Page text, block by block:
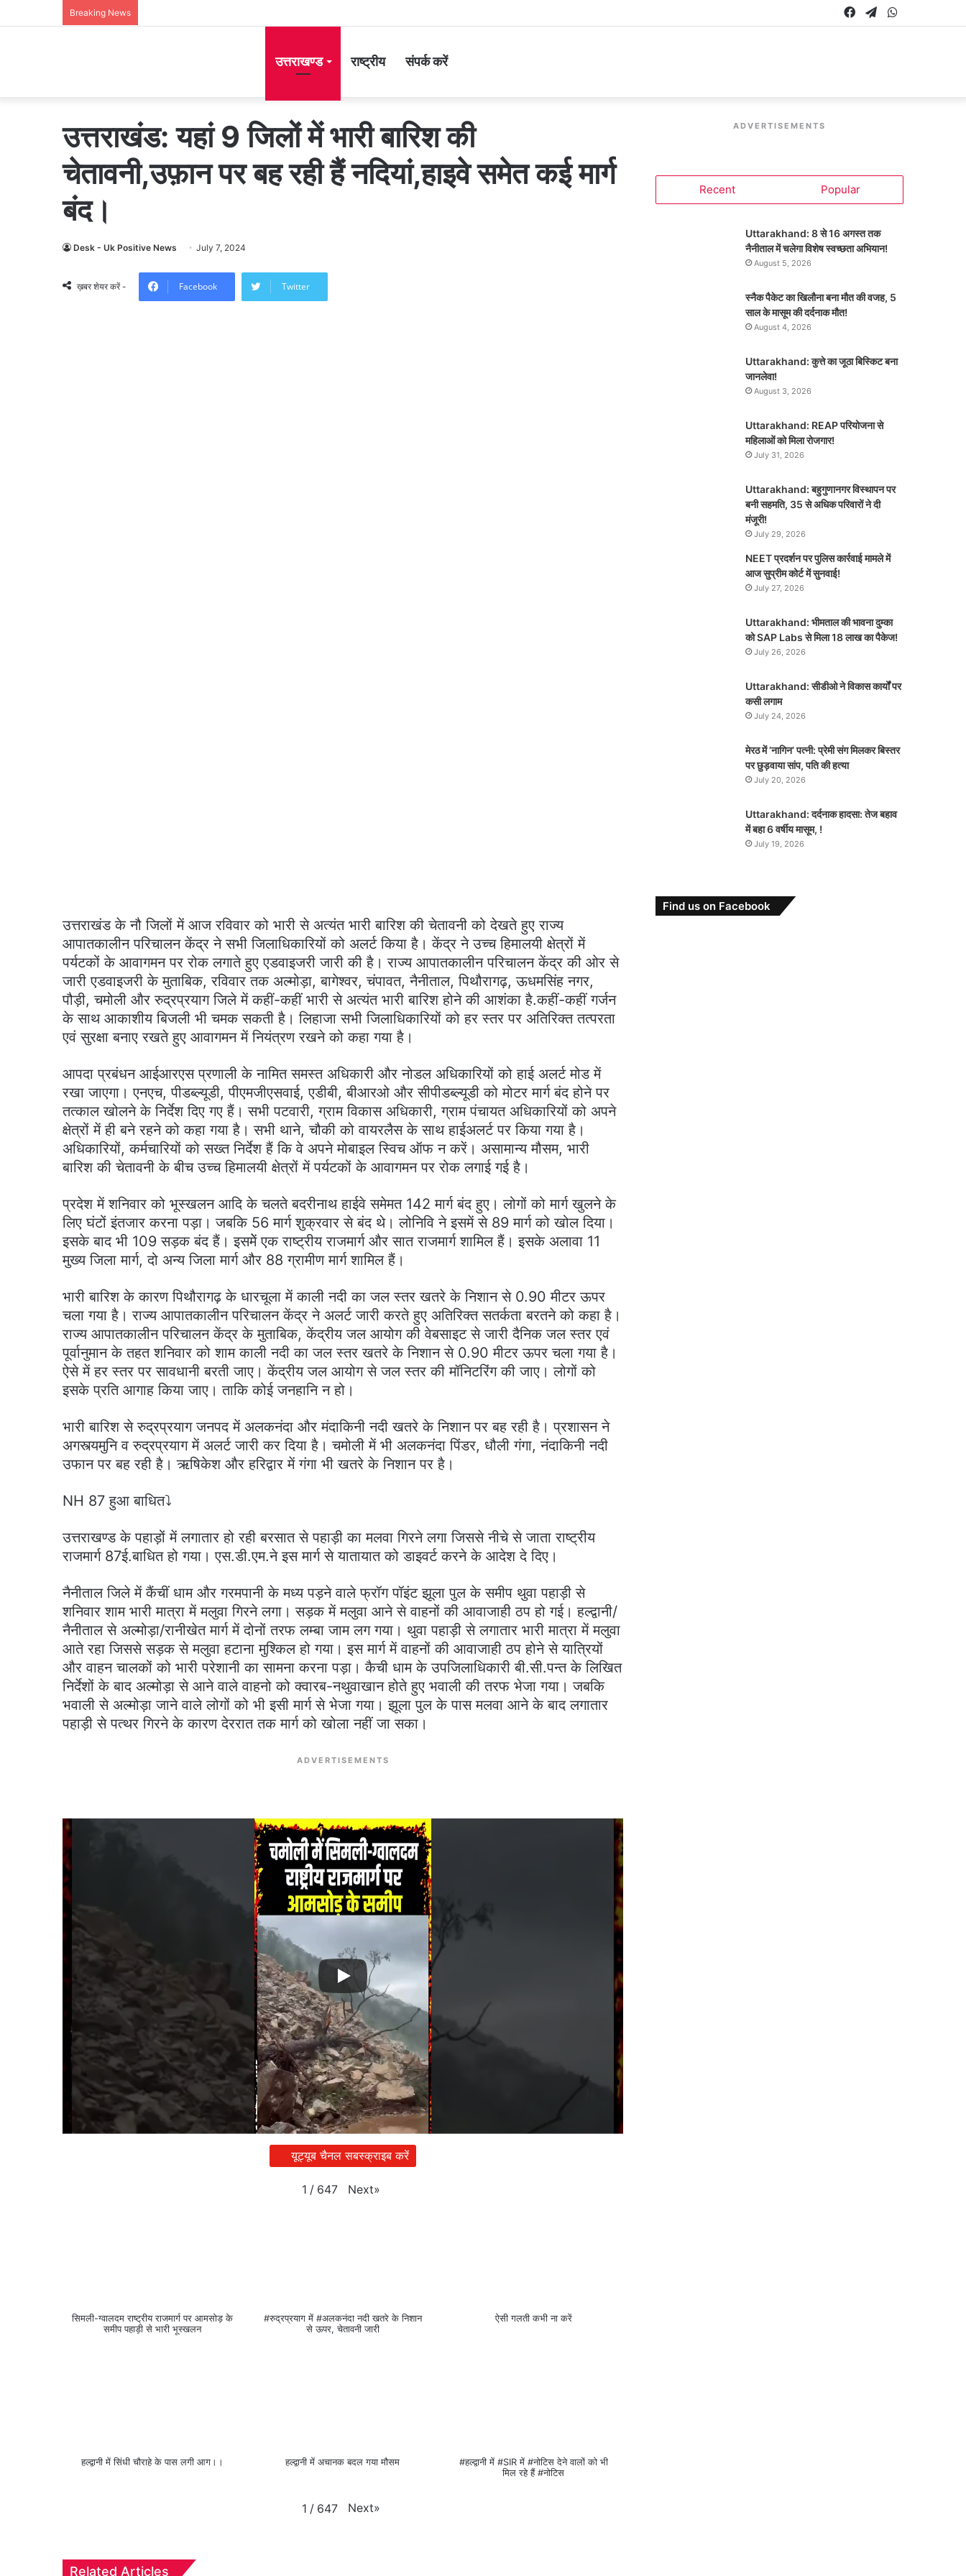
Breaking News Telegram
Facebook
उत्तराखण्ड राष्ट्रीय संपर्क करें
उत्तराखंड: यहां 9 जिलों में भारी बारिश की
चेतावनी,उफ़ान पर बह रही हैं नदियां,हाइवे समेत कई मार्ग
बंद।
Desk - Uk Positive News July 7, 2024
ख़बर शेयर करें - Facebook Twitter
उत्तराखंड के नौ जिलों में आज रविवार को भारी से अत्यंत भारी बारिश की चेतावनी को देखते हुए राज्य
आपातकालीन परिचालन केंद्र ने सभी जिलाधिकारियों को अलर्ट किया है। केंद्र ने उच्च हिमालयी क्षेत्रों में
पर्यटकों के आवागमन पर रोक लगाते हुए एडवाइजरी जारी की है। राज्य आपातकालीन परिचालन केंद्र की ओर से
जारी एडवाइजरी के मुताबिक, रविवार तक अल्मोड़ा, बागेश्वर, चंपावत, नैनीताल, पिथौरागढ़, ऊधमसिंह नगर,
पौड़ी, चमोली और रुद्रप्रयाग जिले में कहीं-कहीं भारी से अत्यंत भारी बारिश होने की आशंका है.कहीं-कहीं गर्जन
के साथ आकाशीय बिजली भी चमक सकती है। लिहाजा सभी जिलाधिकारियों को हर स्तर पर अतिरिक्त तत्परता
एवं सुरक्षा बनाए रखते हुए आवागमन में नियंत्रण रखने को कहा गया है।
आपदा प्रबंधन आईआरएस प्रणाली के नामित समस्त अधिकारी और नोडल अधिकारियों को हाई अलर्ट मोड में
रखा जाएगा। एनएच, पीडब्ल्यूडी, पीएमजीएसवाई, एडीबी, बीआरओ और सीपीडब्ल्यूडी को मोटर मार्ग बंद होने पर
तत्काल खोलने के निर्देश दिए गए हैं। सभी पटवारी, ग्राम विकास अधिकारी, ग्राम पंचायत अधिकारियों को अपने
क्षेत्रों में ही बने रहने को कहा गया है। सभी थाने, चौकी को वायरलैस के साथ हाईअलर्ट पर किया गया है।
अधिकारियों, कर्मचारियों को सख्त निर्देश हैं कि वे अपने मोबाइल स्विच ऑफ न करें। असामान्य मौसम, भारी
बारिश की चेतावनी के बीच उच्च हिमालयी क्षेत्रों में पर्यटकों के आवागमन पर रोक लगाई गई है।
प्रदेश में शनिवार को भूस्खलन आदि के चलते बदरीनाथ हाईवे समेमत 142 मार्ग बंद हुए। लोगों को मार्ग खुलने के
लिए घंटों इंतजार करना पड़ा। जबकि 56 मार्ग शुक्रवार से बंद थे। लोनिवि ने इसमें से 89 मार्ग को खोल दिया।
इसके बाद भी 109 सड़क बंद हैं। इसमेें एक राष्ट्रीय राजमार्ग और सात राजमार्ग शामिल हैं। इसके अलावा 11
मुख्य जिला मार्ग, दो अन्य जिला मार्ग और 88 ग्रामीण मार्ग शामिल हैं।
भारी बारिश के कारण पिथौरागढ़ के धारचूला में काली नदी का जल स्तर खतरे के निशान से 0.90 मीटर ऊपर
चला गया है। राज्य आपातकालीन परिचालन केंद्र ने अलर्ट जारी करते हुए अतिरिक्त सतर्कता बरतने को कहा है।
राज्य आपातकालीन परिचालन केंद्र के मुताबिक, केंद्रीय जल आयोग की वेबसाइट से जारी दैनिक जल स्तर एवं
पूर्वानुमान के तहत शनिवार को शाम काली नदी का जल स्तर खतरे के निशान से 0.90 मीटर ऊपर चला गया है।
ऐसे में हर स्तर पर सावधानी बरती जाए। केंद्रीय जल आयोग से जल स्तर की मॉनिटरिंग की जाए। लोगों को
इसके प्रति आगाह किया जाए। ताकि कोई जनहानि न हो।
भारी बारिश से रुद्रप्रयाग जनपद में अलकनंदा और मंदाकिनी नदी खतरे के निशान पर बह रही है। प्रशासन ने
अगस्त्यमुनि व रुद्रप्रयाग में अलर्ट जारी कर दिया है। चमोली में भी अलकनंदा पिंडर, धौली गंगा, नंदाकिनी नदी
उफान पर बह रही है। ऋषिकेश और हरिद्वार में गंगा भी खतरे के निशान पर है।
NH 87 हुआ बाधित⤵️
उत्तराखण्ड के पहाड़ों में लगातार हो रही बरसात से पहाड़ी का मलवा गिरने लगा जिससे नीचे से जाता राष्ट्रीय
राजमार्ग 87ई.बाधित हो गया। एस.डी.एम.ने इस मार्ग से यातायात को डाइवर्ट करने के आदेश दे दिए।
नैनीताल जिले में कैंचीं धाम और गरमपानी के मध्य पड़ने वाले फ्रॉग पॉइंट झूला पुल के समीप थुवा पहाड़ी से
शनिवार शाम भारी मात्रा में मलुवा गिरने लगा। सड़क में मलुवा आने से वाहनों की आवाजाही ठप हो गई। हल्द्वानी/
नैनीताल से अल्मोड़ा/रानीखेत मार्ग में दोनों तरफ लम्बा जाम लग गया। थुवा पहाड़ी से लगातार भारी मात्रा में मलुवा
आते रहा जिससे सड़क से मलुवा हटाना मुश्किल हो गया। इस मार्ग में वाहनों की आवाजाही ठप होने से यात्रियों
और वाहन चालकों को भारी परेशानी का सामना करना पड़ा। कैची धाम के उपजिलाधिकारी बी.सी.पन्त के लिखित
निर्देशों के बाद अल्मोड़ा से आने वाले वाहनो को क्वारब-नथुवाखान होते हुए भवाली की तरफ भेजा गया। जबकि
भवाली से अल्मोड़ा जाने वाले लोगों को भी इसी मार्ग से भेजा गया। झूला पुल के पास मलवा आने के बाद लगातार
पहाड़ी से पत्थर गिरने के कारण देररात तक मार्ग को खोला नहीं जा सका।
ADVERTISEMENTS
यूट्यूब चैनल सबस्क्राइब करें
1 / 647 Next»
सिमली-ग्वालदम राष्ट्रीय राजमार्ग पर आमसोड़ के
समीप पहाड़ी से भारी भूस्खलन
#रुद्रप्रयाग में #अलकनंदा नदी खतरे के निशान
से ऊपर, चेतावनी जारी
ऐसी गलती कभी ना करें
हल्द्वानी में सिंधी चौराहे के पास लगी आग।। हल्द्वानी में अचानक बदल गया मौसम
#हल्द्वानी में #SIR में #नोटिस देने वालों को भी
मिल रहे हैं #नोटिस
1 / 647 Next»
Related Articles
ADVERTISEMENTS
Recent Popular
Uttarakhand: 8 से 16 अगस्त तक
नैनीताल में चलेगा विशेष स्वच्छता अभियान!
August 5, 2026
स्नैक पैकेट का खिलौना बना मौत की वजह, 5
साल के मासूम की दर्दनाक मौत!
August 4, 2026
Uttarakhand: कुत्ते का जूठा बिस्किट बना
जानलेवा!
August 3, 2026
Uttarakhand: REAP परियोजना से
महिलाओं को मिला रोजगार!
July 31, 2026
Uttarakhand: बहुगुणानगर विस्थापन पर
बनी सहमति, 35 से अधिक परिवारों ने दी
मंजूरी!
July 29, 2026
NEET प्रदर्शन पर पुलिस कार्रवाई मामले में
आज सुप्रीम कोर्ट में सुनवाई!
July 27, 2026
Uttarakhand: भीमताल की भावना दुम्का
को SAP Labs से मिला 18 लाख का पैकेज!
July 26, 2026
Uttarakhand: सीडीओ ने विकास कार्यों पर
कसी लगाम
July 24, 2026
मेरठ में ‘नागिन’ पत्नी: प्रेमी संग मिलकर बिस्तर
पर छुड़वाया सांप, पति की हत्या
July 20, 2026
Uttarakhand: दर्दनाक हादसा: तेज बहाव
में बहा 6 वर्षीय मासूम, !
July 19, 2026
Find us on Facebook